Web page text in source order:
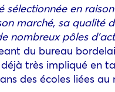
sélectionnée en
marché, sa qualité
nombreux pôles
du bureau
très impliqué en
des écoles liées au